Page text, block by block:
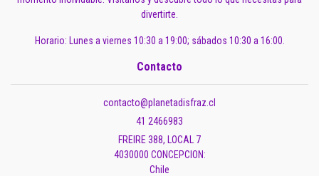
divertirte.
Horario: Lunes a viernes 10:30 a 19:00; sábados 10:30 a 16:00.
Contacto
contacto@planetadisfraz.cl
41 2466983
FREIRE 388, LOCAL 7
4030000 CONCEPCION:
Chile